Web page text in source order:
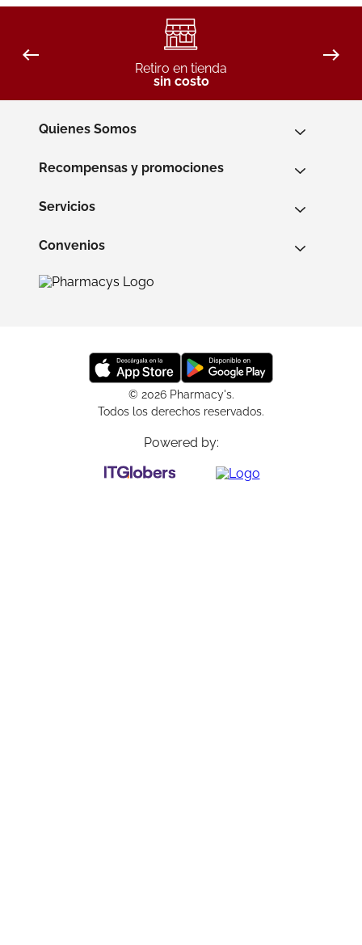
Retiro en tienda
sin costo
Quienes Somos
Recompensas y promociones
Servicios
Convenios
© 2026 Pharmacy's.
Todos los derechos reservados.
Powered by: